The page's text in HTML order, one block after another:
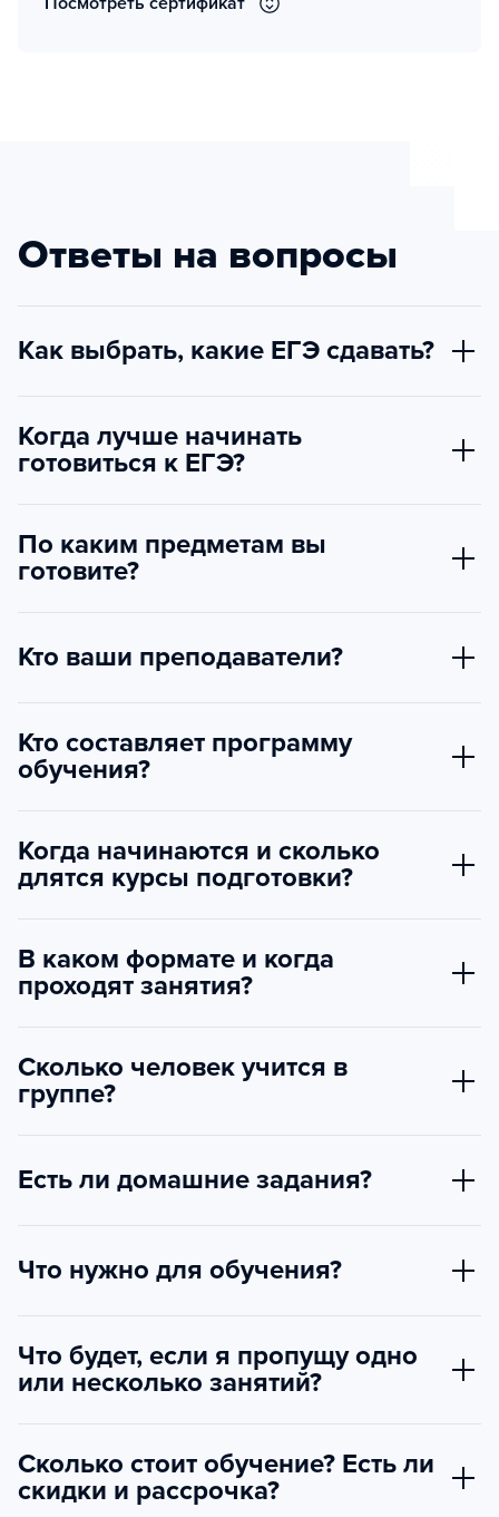
Ответы на вопросы
Как выбрать, какие ЕГЭ сдавать?
Когда лучше начинать
готовиться к ЕГЭ?
По каким предметам вы
готовите?
Кто ваши преподаватели?
Кто составляет программу
обучения?
Когда начинаются и сколько
длятся курсы подготовки?
В каком формате и когда
проходят занятия?
Сколько человек учится в
группе?
Есть ли домашние задания?
Что нужно для обучения?
Что будет, если я пропущу одно
или несколько занятий?
Сколько стоит обучение? Есть ли
скидки и рассрочка?